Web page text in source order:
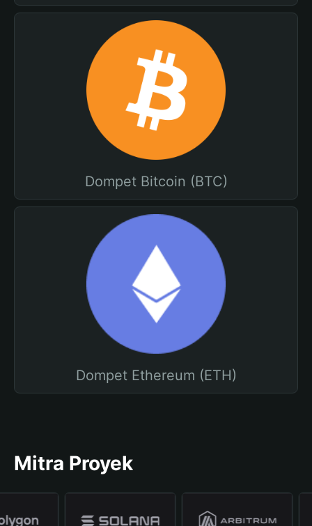
Dompet Bitcoin (BTC)
Dompet Ethereum (ETH)
Mitra Proyek